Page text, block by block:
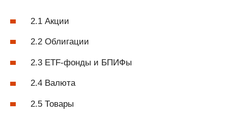
2.1 Акции
2.2 Облигации
2.3 ETF-фонды и БПИФы
2.4 Валюта
2.5 Товары